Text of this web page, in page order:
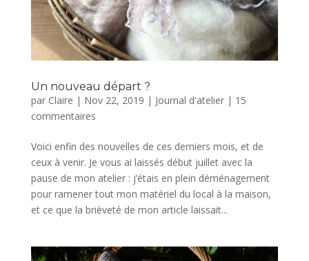
Un nouveau départ ?
par Claire | Nov 22, 2019 | Journal d'atelier| 15
commentaires
Voici enfin des nouvelles de ces derniers mois, et de
ceux à venir. Je vous ai laissés début juillet avec la
pause de mon atelier : j’étais en plein déménagement
pour ramener tout mon matériel du local à la maison,
et ce que la brièveté de mon article laissait...